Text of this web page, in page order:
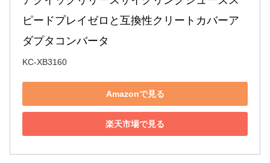
ピードプレイゼロと互換性クリートカバーア
ダプタコンバータ
KC-XB3160
Amazonで見る
楽天市場で見る